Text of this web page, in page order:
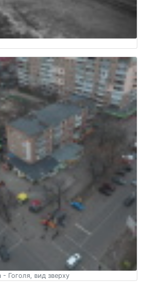
- Гоголя, вид зверху